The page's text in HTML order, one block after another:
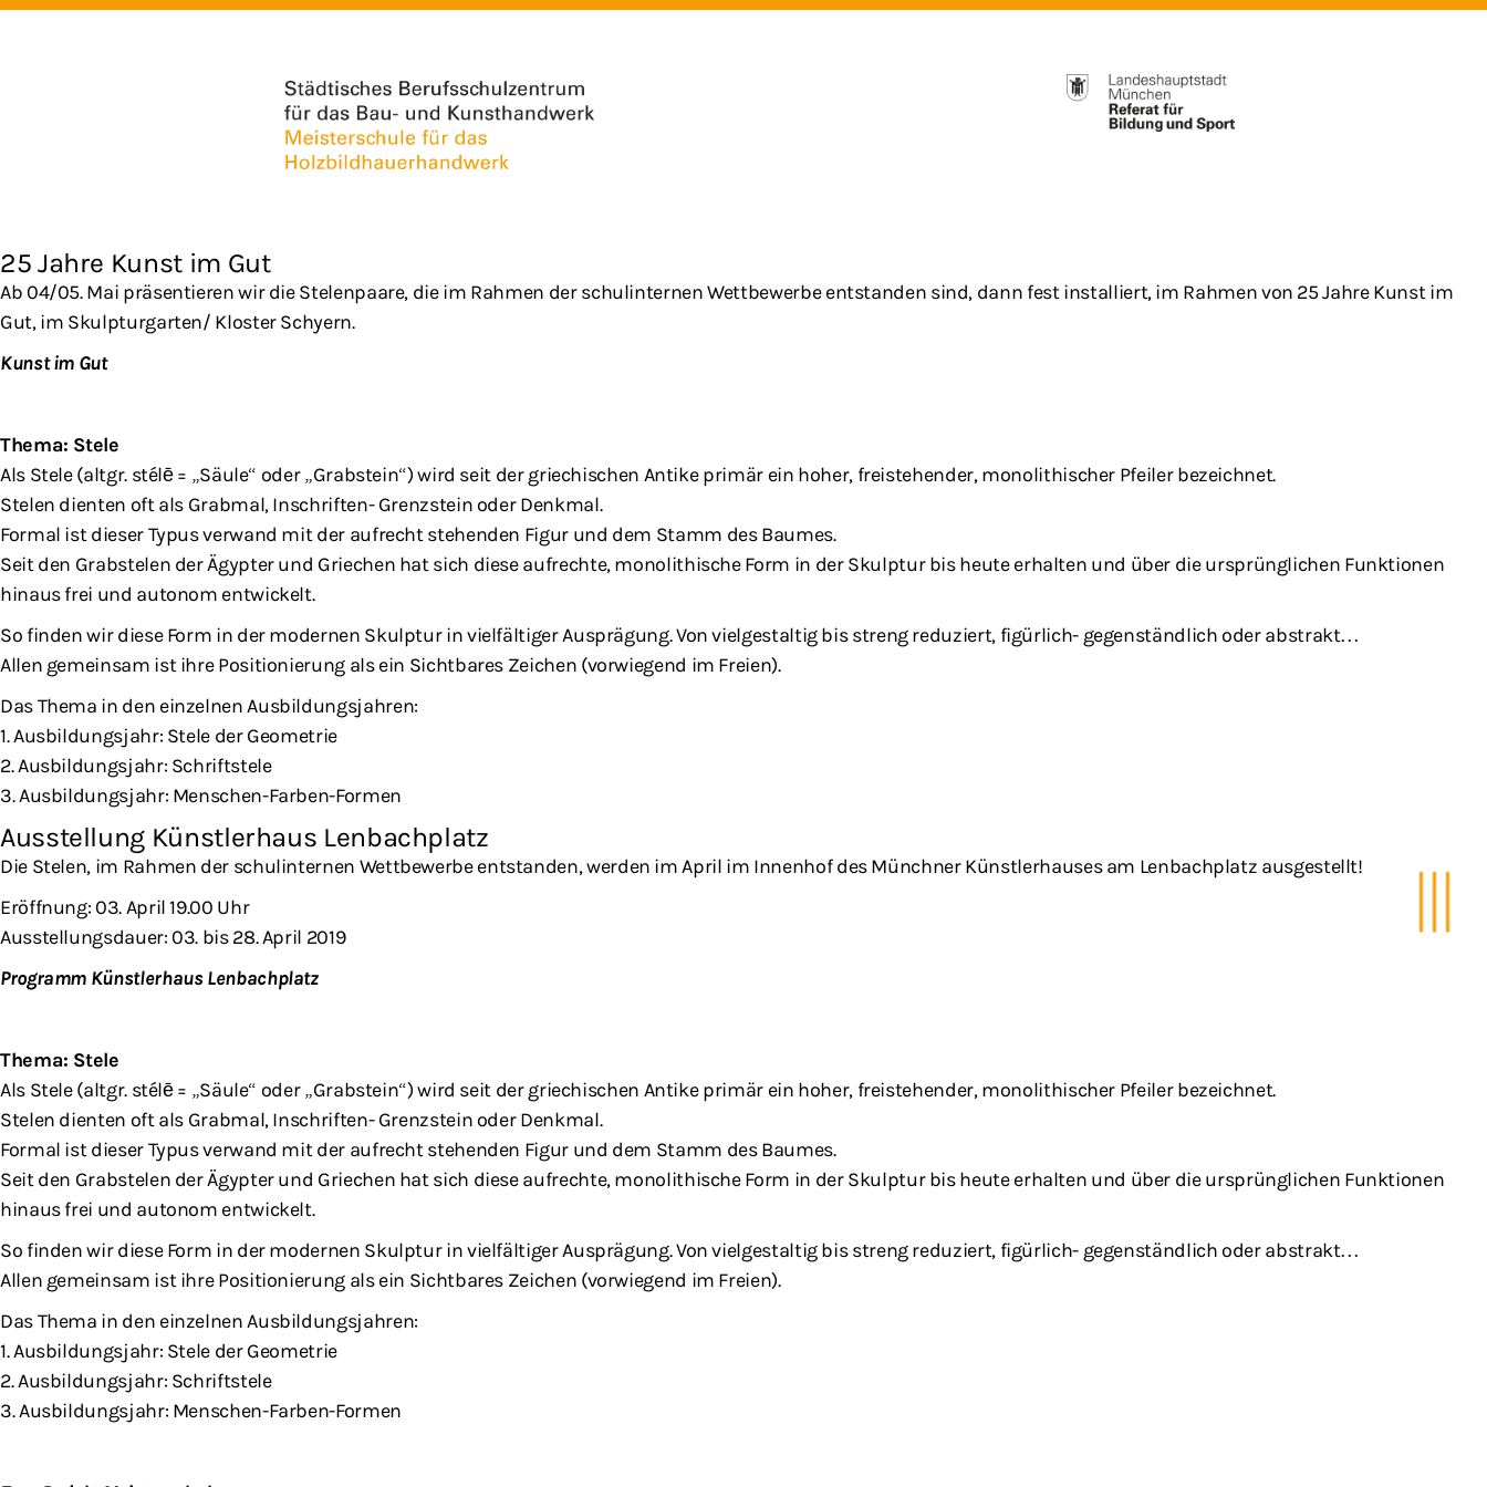
25 Jahre Kunst im Gut
Ab 04/05. Mai präsentieren wir die Stelenpaare, die im Rahmen der schulinternen Wettbewerbe entstanden sind, dann fest installiert, im Rahmen von 25 Jahre Kunst im
Gut, im Skulpturgarten/ Kloster Schyern.
Kunst im Gut
Thema: Stele
Als Stele (altgr. stélē = „Säule“ oder „Grabstein“) wird seit der griechischen Antike primär ein hoher, freistehender, monolithischer Pfeiler bezeichnet.
Stelen dienten oft als Grabmal, Inschriften- Grenzstein oder Denkmal.
Formal ist dieser Typus verwand mit der aufrecht stehenden Figur und dem Stamm des Baumes.
Seit den Grabstelen der Ägypter und Griechen hat sich diese aufrechte, monolithische Form in der Skulptur bis heute erhalten und über die ursprünglichen Funktionen
hinaus frei und autonom entwickelt.
So finden wir diese Form in der modernen Skulptur in vielfältiger Ausprägung. Von vielgestaltig bis streng reduziert, figürlich- gegenständlich oder abstrakt…
Allen gemeinsam ist ihre Positionierung als ein Sichtbares Zeichen (vorwiegend im Freien).
Das Thema in den einzelnen Ausbildungsjahren:
1. Ausbildungsjahr: Stele der Geometrie
2. Ausbildungsjahr: Schriftstele
3. Ausbildungsjahr: Menschen-Farben-Formen
Ausstellung Künstlerhaus Lenbachplatz
Die Stelen, im Rahmen der schulinternen Wettbewerbe entstanden, werden im April im Innenhof des Münchner Künstlerhauses am Lenbachplatz ausgestellt!
Eröffnung: 03. April 19.00 Uhr
Ausstellungsdauer: 03. bis 28. April 2019
Programm Künstlerhaus Lenbachplatz
Thema: Stele
Als Stele (altgr. stélē = „Säule“ oder „Grabstein“) wird seit der griechischen Antike primär ein hoher, freistehender, monolithischer Pfeiler bezeichnet.
Stelen dienten oft als Grabmal, Inschriften- Grenzstein oder Denkmal.
Formal ist dieser Typus verwand mit der aufrecht stehenden Figur und dem Stamm des Baumes.
Seit den Grabstelen der Ägypter und Griechen hat sich diese aufrechte, monolithische Form in der Skulptur bis heute erhalten und über die ursprünglichen Funktionen
hinaus frei und autonom entwickelt.
So finden wir diese Form in der modernen Skulptur in vielfältiger Ausprägung. Von vielgestaltig bis streng reduziert, figürlich- gegenständlich oder abstrakt…
Allen gemeinsam ist ihre Positionierung als ein Sichtbares Zeichen (vorwiegend im Freien).
Das Thema in den einzelnen Ausbildungsjahren:
1. Ausbildungsjahr: Stele der Geometrie
2. Ausbildungsjahr: Schriftstele
3. Ausbildungsjahr: Menschen-Farben-Formen